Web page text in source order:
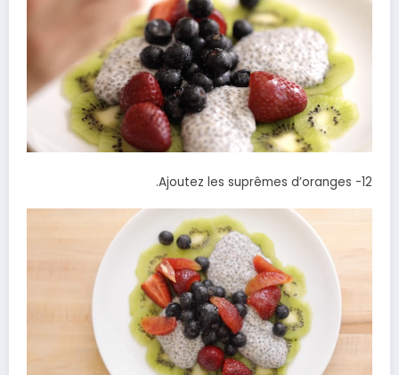
12- Ajoutez les suprêmes d’oranges.